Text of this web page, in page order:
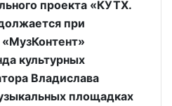
проекта «КУТХ.
при
культурных
Владислава
площадках